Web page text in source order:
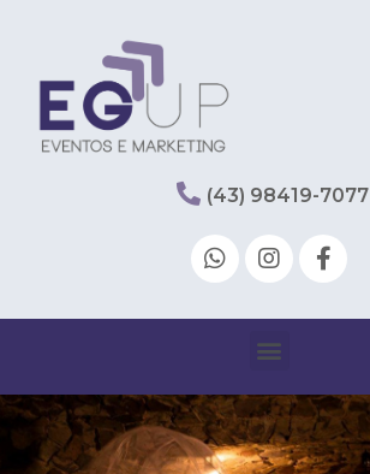
(43) 98419-7077